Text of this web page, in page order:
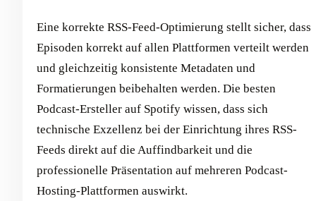
Eine korrekte RSS-Feed-Optimierung stellt sicher, dass
Episoden korrekt auf allen Plattformen verteilt werden
und gleichzeitig konsistente Metadaten und
Formatierungen beibehalten werden. Die besten
Podcast-Ersteller auf Spotify wissen, dass sich
technische Exzellenz bei der Einrichtung ihres RSS-
Feeds direkt auf die Auffindbarkeit und die
professionelle Präsentation auf mehreren Podcast-
Hosting-Plattformen auswirkt.